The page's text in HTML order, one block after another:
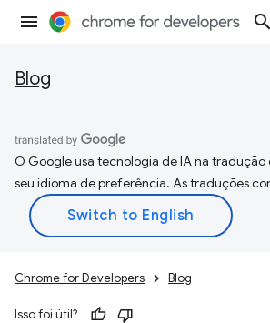
Blog
O Google usa tecnologia de IA na tradução
seu idioma de preferência. As traduções
Chrome for Developers Blog
Isso foi útil?